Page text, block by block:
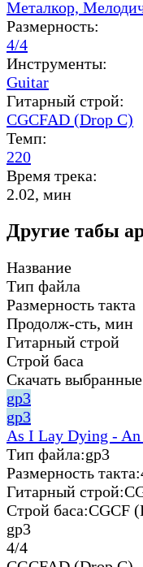
Металкор,
Размерность:
4/4
Инструменты:
Guitar
Гитарный строй:
CGCFAD (Drop C)
Темп:
220
Время трека:
2.02, мин
Другие табы
Название
Тип файла
Размерность такта
Продолж-сть, мин
Гитарный строй
Строй баса
Скачать
gp3
gp3
As I Lay Dying - An
Тип файла:gp3
Размерность такта:
Гитарный строй:
Строй баса:CGCF
gp3
4/4